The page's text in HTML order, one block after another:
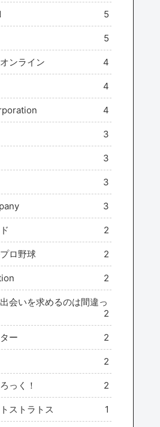
5
5
ンライン 4
4
4
3
3
3
3
2
ロ野球 2
2
会いを求めるのは間違っ
2
ー 2
2
っく！ 2
ストラトス 1